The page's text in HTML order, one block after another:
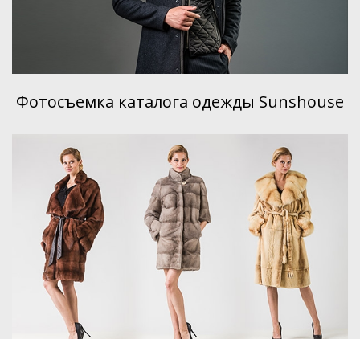
Фотосъемка каталога одежды Sunshouse